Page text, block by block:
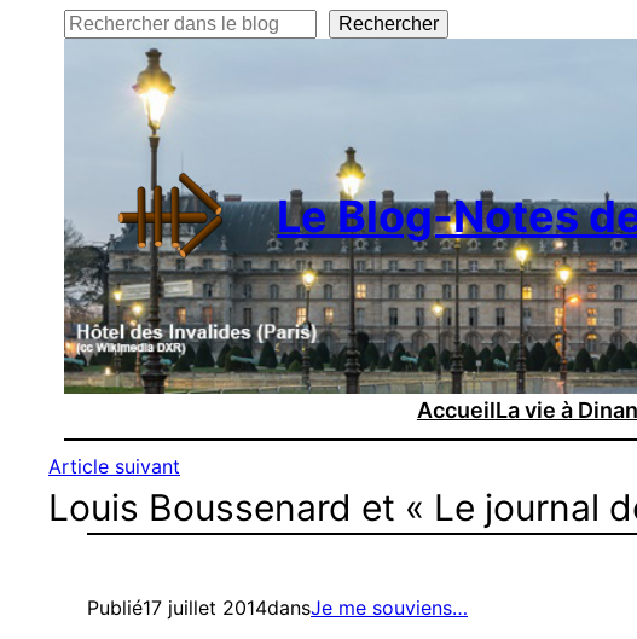
Rechercher Rechercher
Le Blog-Notes
AccueilLa vie à
Article suivant
Louis Boussenard et « Le journal
Publié17 juillet 2014dansJe me souviens…